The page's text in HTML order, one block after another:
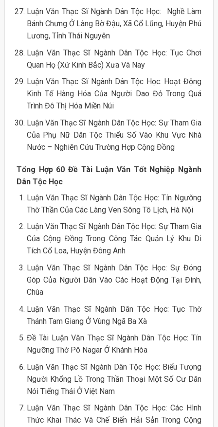
Luận Văn Thạc Sĩ Ngành Dân Tộc Học: Nghề Làm
Bánh Chưng Ở Làng Bờ Đậu, Xã Cổ Lũng, Huyện Phú
Lương, Tỉnh Thái Nguyên
Luận Văn Thạc Sĩ Ngành Dân Tộc Học: Tục Chơi
Quan Họ (Xứ Kinh Bắc) Xưa Và Nay
Luận Văn Thạc Sĩ Ngành Dân Tộc Học: Hoạt Động
Kinh Tế Hàng Hóa Của Người Dao Đỏ Trong Quá
Trình Đô Thị Hóa Miền Núi
Luận Văn Thạc Sĩ Ngành Dân Tộc Học: Sự Tham Gia
Của Phụ Nữ Dân Tộc Thiểu Số Vào Khu Vực Nhà
Nước – Nghiên Cứu Trường Hợp Cộng Đồng
Tổng Hợp 60 Đề Tài Luận Văn Tốt Nghiệp Ngành
Dân Tộc Học
Luận Văn Thạc Sĩ Ngành Dân Tộc Học: Tín Ngưỡng
Thờ Thần Của Các Làng Ven Sông Tô Lịch, Hà Nội
Luận Văn Thạc Sĩ Ngành Dân Tộc Học: Sự Tham Gia
Của Cộng Đồng Trong Công Tác Quản Lý Khu Di
Tích Cổ Loa, Huyện Đông Anh
Luận Văn Thạc Sĩ Ngành Dân Tộc Học: Sự Đóng
Góp Của Người Dân Vào Các Hoạt Động Tại Đình,
Chùa
Luận Văn Thạc Sĩ Ngành Dân Tộc Học: Tục Thờ
Thánh Tam Giang Ở Vùng Ngã Ba Xà
Đề Tài Luận Văn Thạc Sĩ Ngành Dân Tộc Học: Tín
Ngưỡng Thờ Pô Nagar Ở Khánh Hòa
Luận Văn Thạc Sĩ Ngành Dân Tộc Học: Biểu Tượng
Người Khổng Lồ Trong Thần Thoại Một Số Cư Dân
Nói Tiếng Thái Ở Việt Nam
Luận Văn Thạc Sĩ Ngành Dân Tộc Học: Các Hình
Thức Khai Thác Và Chế Biến Hải Sản Trong Cộng